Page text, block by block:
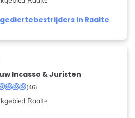
in Raalte
Incasso & Juristen
(46)
Raalte